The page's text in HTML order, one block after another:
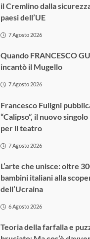
il Cremlino dalla
paesi dell’UE
7 Agosto 2026
Quando FRANCESCO
incantò il Mugello
7 Agosto 2026
Francesco Fuligni
“Calipso”, il nuovo
per il teatro
7 Agosto 2026
L’arte che unisce: oltre
bambini italiani alla
dell’Ucraina
6 Agosto 2026
Teoria della farfalla e